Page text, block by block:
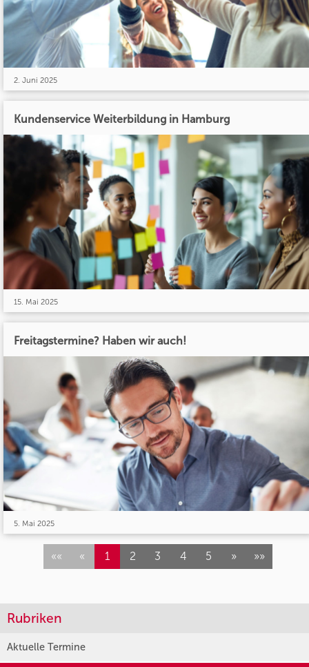
2. Juni 2025
Kundenservice Weiterbildung in Hamburg
15. Mai 2025
Freitagstermine? Haben wir auch!
5. Mai 2025
«« « 1 2 3 4 5 » »»
Rubriken
Aktuelle Termine